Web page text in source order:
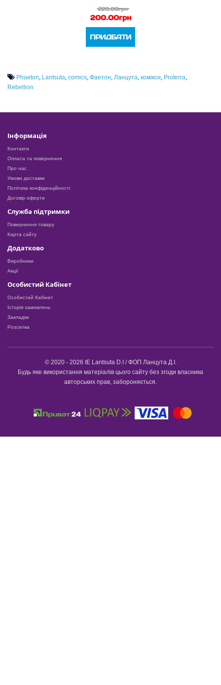
220.00грн
200.00грн
ПРИДБАТИ
Phaeton Lantsuta comics Фаетон Ланцута комікси Proterra
Rebellion
Інформація
Контакти
Оплата та повернення
Про нас
Умови доставки
Політика конфіденційності
Договір оферти
Служба підтримки
Повернення товару
Карта сайту
Додатково
Виробники
Акції
Особистий Кабінет
Особистий Кабінет
Історія замовлень
Закладки
Розсилка
© 2020 - 2026 IE Lantsuta D.I / ФОП Ланцута Д.І.
Будь яке використання матеріалів цього сайту без згоди власника
авторських прав, забороняється.